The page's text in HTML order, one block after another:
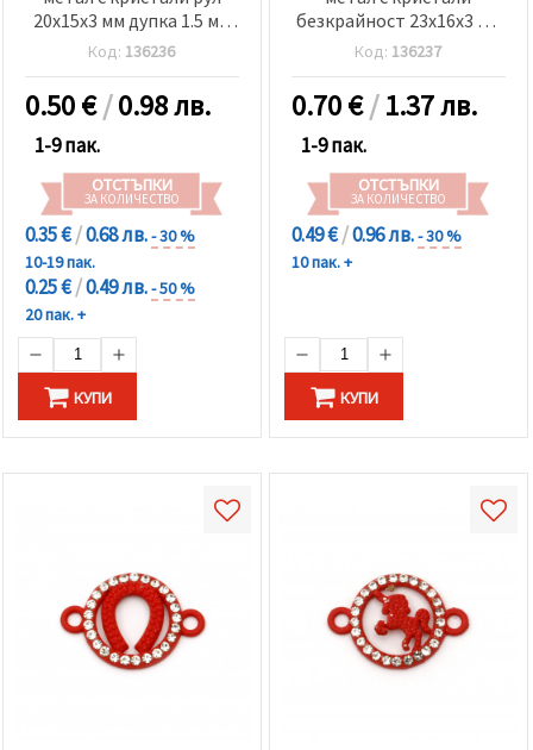
20x15x3 мм дупка 1.5 мм
червен-2 броя
Код: 136236
0.50€/0.98 лв.
1-9 пак.
ОТСТЪПКИ
ЗА КОЛИЧЕСТВО
0.35 €/0.68 лв.- 30 %
10-19 пак.
0.25 €/0.49 лв.- 50 %
20 пак. +
КУПИ
безкрайност 23x16x3 мм
дупка 1.5 мм червен-2
броя
Код: 136237
0.70€/1.37 лв.
1-9 пак.
ОТСТЪПКИ
ЗА КОЛИЧЕСТВО
0.49 €/0.96 лв.- 30 %
10 пак. +
КУПИ